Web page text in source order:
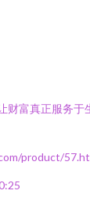
富真正服务
product/